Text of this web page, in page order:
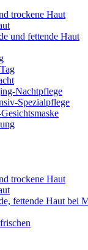
trockene Haut
und fettende Haut
Nachtpflege
Spezialpflege
trockene Haut
fettende Haut bei